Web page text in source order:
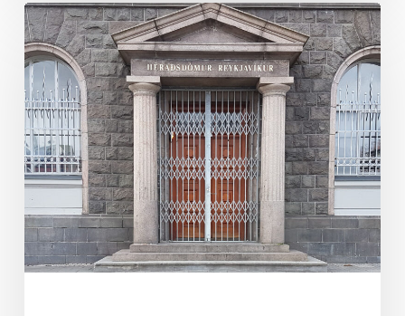
Tvö
mál
unnust
í
héraðsdómi